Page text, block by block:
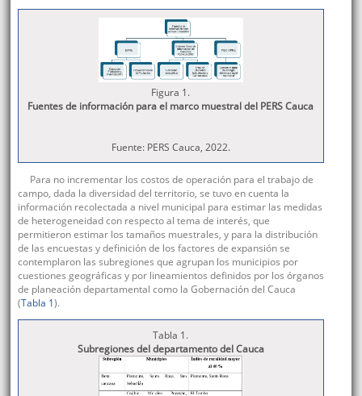
Figura 1.
Fuentes de información para el marco muestral del PERS Cauca
Fuente: PERS Cauca, 2022.
Para no incrementar los costos de operación para el trabajo de
campo, dada la diversidad del territorio, se tuvo en cuenta la
información recolectada a nivel municipal para estimar las medidas
de heterogeneidad con respecto al tema de interés, que
permitieron estimar los tamaños muestrales, y para la distribución
de las encuestas y definición de los factores de expansión se
contemplaron las subregiones que agrupan los municipios por
cuestiones geográficas y por lineamientos definidos por los órganos
de planeación departamental como la Gobernación del Cauca
(Tabla 1).
Tabla 1.
Subregiones del departamento del Cauca